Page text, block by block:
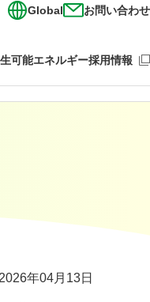
Global お問い合わせ
可能エネルギー採用情報
（新
2026年04月13日